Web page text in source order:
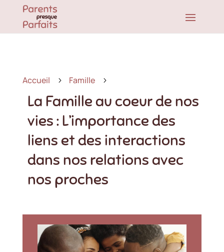
Accueil 5 Famille 5
La Famille au coeur de nos
vies : L’importance des
liens et des interactions
dans nos relations avec
nos proches